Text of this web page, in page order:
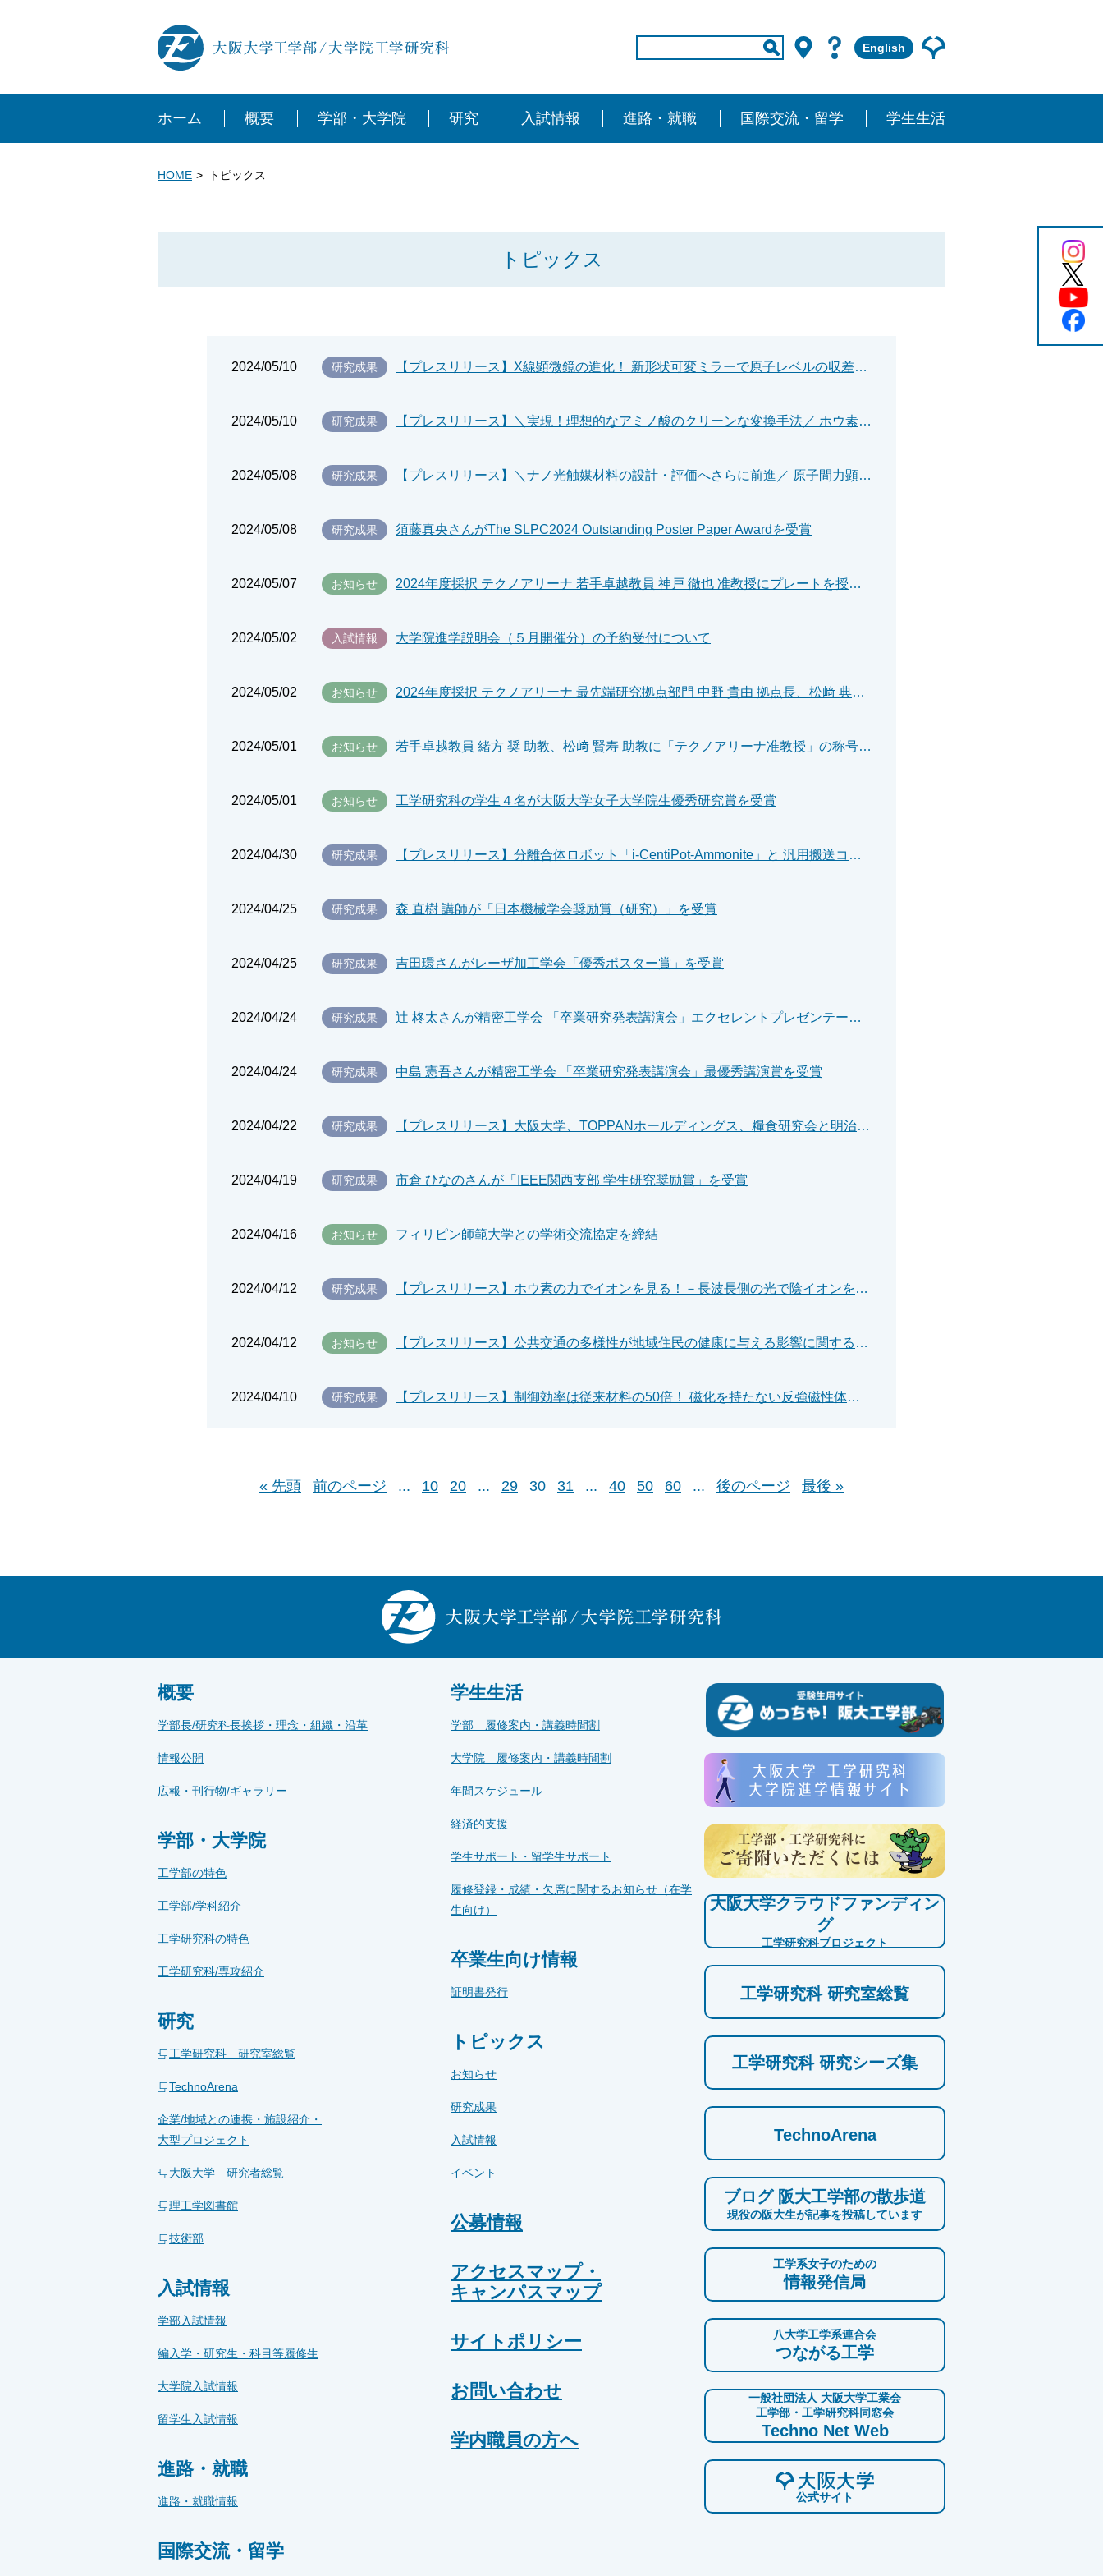
English
ホーム 概要 学部・大学院 研究 入試情報 進路・就職 国際交流・留学 学生生活
HOME トピックス
トピックス
2024/05/10 研究成果 【プレスリリース】X線顕微鏡の進化！ 新形状可変ミラーで原子レベルの収差補正を実現
2024/05/10 研究成果 【プレスリリース】＼実現！理想的なアミノ酸のクリーンな変換手法／ ホウ素触媒を巧みに設計。水素を用いて多様なアミノ酸・ペプチドをアルキル化
2024/05/08 研究成果 【プレスリリース】＼ナノ光触媒材料の設計・評価へさらに前進／ 原子間力顕微鏡によるメカノ触媒反応を達成－酸化チタン表面上でのCOからCO2への酸化反応に成功－
2024/05/08 研究成果 須藤真央さんがThe SLPC2024 Outstanding Poster Paper Awardを受賞
2024/05/07 お知らせ 2024年度採択 テクノアリーナ 若手卓越教員 神戸 徹也 准教授にプレートを授与しました
2024/05/02 入試情報 大学院進学説明会（５月開催分）の予約受付について
2024/05/02 お知らせ 2024年度採択 テクノアリーナ 最先端研究拠点部門 中野 貴由 拠点長、松﨑 典弥 拠点長にプレートを授与しました
2024/05/01 お知らせ 若手卓越教員 緒方 奨 助教、松﨑 賢寿 助教に「テクノアリーナ准教授」の称号を付与
2024/05/01 お知らせ 工学研究科の学生４名が大阪大学女子大学院生優秀研究賞を受賞
2024/04/30 研究成果 【プレスリリース】分離合体ロボット「i-CentiPot-Ammonite」と 汎用搬送コンテナ「BRAINS」を新開発－革新的な災害対応システムの提案－
2024/04/25 研究成果 森 直樹 講師が「日本機械学会奨励賞（研究）」を受賞
2024/04/25 研究成果 吉田環さんがレーザ加工学会「優秀ポスター賞」を受賞
2024/04/24 研究成果 辻 柊太さんが精密工学会 「卒業研究発表講演会」エクセレントプレゼンテーション賞を受賞
2024/04/24 研究成果 中島 憲吾さんが精密工学会 「卒業研究発表講演会」最優秀講演賞を受賞
2024/04/22 研究成果 【プレスリリース】大阪大学、TOPPANホールディングス、糧食研究会と明治、 乳汁様物質をつくる乳腺組織を体外で作製－3D細胞培養技術「invivoid®」を活用した三次元の乳腺組織から乳汁様物質生成を確認 乳がん患者の乳腺組織の再建や培養ミルクの生産を目指す－
2024/04/19 研究成果 市倉 ひなのさんが「IEEE関西支部 学生研究奨励賞」を受賞
2024/04/16 お知らせ フィリピン師範大学との学術交流協定を締結
2024/04/12 研究成果 【プレスリリース】ホウ素の力でイオンを見る！－長波長側の光で陰イオンを検出する新材料－
2024/04/12 お知らせ 【プレスリリース】公共交通の多様性が地域住民の健康に与える影響に関する共同研究開始のお知らせ
2024/04/10 研究成果 【プレスリリース】制御効率は従来材料の50倍！ 磁化を持たない反強磁性体のスピンを電圧で制御！－低消費電力・テラヘルツ駆動デバイスへ道－
« 先頭 前のページ ... 10 20 ... 29 30 31 ... 40 50 60 ... 後のページ 最後 »
概要
学部長/研究科長挨拶・理念・組織・沿革
情報公開
広報・刊行物/ギャラリー
学部・大学院
工学部の特色
工学部/学科紹介
工学研究科の特色
工学研究科/専攻紹介
研究
工学研究科 研究室総覧
TechnoArena
企業/地域との連携・施設紹介・
大型プロジェクト
大阪大学 研究者総覧
理工学図書館
技術部
入試情報
学部入試情報
編入学・研究生・科目等履修生
大学院入試情報
留学生入試情報
進路・就職
進路・就職情報
国際交流・留学
学生生活
学部 履修案内・講義時間割
大学院 履修案内・講義時間割
年間スケジュール
経済的支援
学生サポート・留学生サポート
履修登録・成績・欠席に関するお知らせ（在学
生向け）
卒業生向け情報
証明書発行
トピックス
お知らせ
研究成果
入試情報
イベント
公募情報
アクセスマップ・
キャンパスマップ
サイトポリシー
お問い合わせ
学内職員の方へ
大阪大学クラウドファンディン
グ
工学研究科プロジェクト
工学研究科 研究室総覧
工学研究科 研究シーズ集
TechnoArena
ブログ 阪大工学部の散歩道
現役の阪大生が記事を投稿しています
工学系女子のための
情報発信局
八大学工学系連合会
つながる工学
一般社団法人 大阪大学工業会
工学部・工学研究科同窓会
Techno Net Web
公式サイト